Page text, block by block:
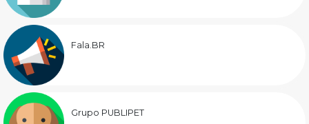
Fala.BR
Grupo PUBLIPET